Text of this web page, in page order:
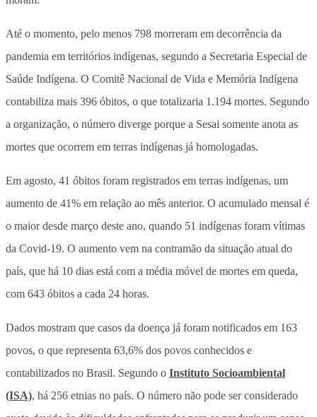
Até o momento, pelo menos 798 morreram em decorrência da
pandemia em territórios indígenas, segundo a Secretaria Especial de
Saúde Indígena. O Comitê Nacional de Vida e Memória Indígena
contabiliza mais 396 óbitos, o que totalizaria 1.194 mortes. Segundo
a organização, o número diverge porque a Sesai somente anota as
mortes que ocorrem em terras indígenas já homologadas.
Em agosto, 41 óbitos foram registrados em terras indígenas, um
aumento de 41% em relação ao mês anterior. O acumulado mensal é
o maior desde março deste ano, quando 51 indígenas foram vítimas
da Covid-19. O aumento vem na contramão da situação atual do
país, que há 10 dias está com a média móvel de mortes em queda,
com 643 óbitos a cada 24 horas.
Dados mostram que casos da doença já foram notificados em 163
povos, o que representa 63,6% dos povos conhecidos e
contabilizados no Brasil. Segundo o Instituto Socioambiental
(ISA), há 256 etnias no país. O número não pode ser considerado